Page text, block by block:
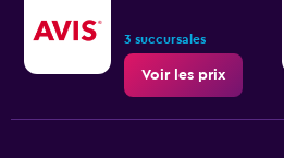
3 succursales
Voir les prix